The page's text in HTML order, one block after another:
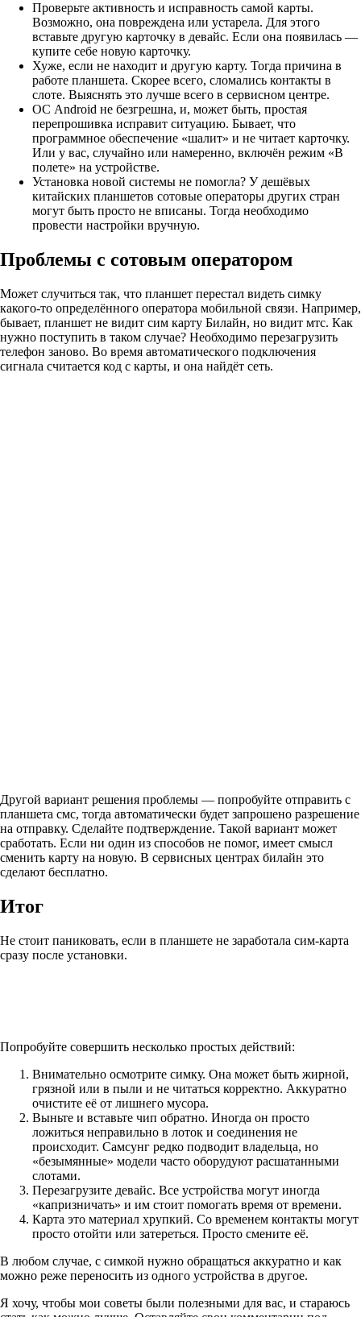
Проверьте активность и исправность самой карты.
Возможно, она повреждена или устарела. Для этого
вставьте другую карточку в девайс. Если она появилась —
купите себе новую карточку.
Хуже, если не находит и другую карту. Тогда причина в
работе планшета. Скорее всего, сломались контакты в
слоте. Выяснять это лучше всего в сервисном центре.
ОС Android не безгрешна, и, может быть, простая
перепрошивка исправит ситуацию. Бывает, что
программное обеспечение «шалит» и не читает карточку.
Или у вас, случайно или намеренно, включён режим «В
полете» на устройстве.
Установка новой системы не помогла? У дешёвых
китайских планшетов сотовые операторы других стран
могут быть просто не вписаны. Тогда необходимо
провести настройки вручную.
Проблемы с сотовым оператором
Может случиться так, что планшет перестал видеть симку
какого-то определённого оператора мобильной связи. Например,
бывает, планшет не видит сим карту Билайн, но видит мтс. Как
нужно поступить в таком случае? Необходимо перезагрузить
телефон заново. Во время автоматического подключения
сигнала считается код с карты, и она найдёт сеть.
Другой вариант решения проблемы — попробуйте отправить с
планшета смс, тогда автоматически будет запрошено разрешение
на отправку. Сделайте подтверждение. Такой вариант может
сработать. Если ни один из способов не помог, имеет смысл
сменить карту на новую. В сервисных центрах билайн это
сделают бесплатно.
Итог
Не стоит паниковать, если в планшете не заработала сим-карта
сразу после установки.
Попробуйте совершить несколько простых действий:
Внимательно осмотрите симку. Она может быть жирной,
грязной или в пыли и не читаться корректно. Аккуратно
очистите её от лишнего мусора.
Выньте и вставьте чип обратно. Иногда он просто
ложиться неправильно в лоток и соединения не
происходит. Самсунг редко подводит владельца, но
«безымянные» модели часто оборудуют расшатанными
слотами.
Перезагрузите девайс. Все устройства могут иногда
«капризничать» и им стоит помогать время от времени.
Карта это материал хрупкий. Со временем контакты могут
просто отойти или затереться. Просто смените её.
В любом случае, с симкой нужно обращаться аккуратно и как
можно реже переносить из одного устройства в другое.
Я хочу, чтобы мои советы были полезными для вас, и стараюсь